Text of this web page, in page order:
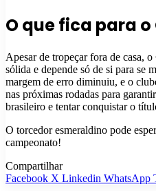
O que fica para o
Apesar de tropeçar fora de casa,
sólida e depende só de si para se
margem de erro diminuiu, e o
nas próximas rodadas para
brasileiro e tentar conquistar o
O torcedor esmeraldino pode
campeonato!
Compartilhar
Facebook X Linkedin WhatsApp